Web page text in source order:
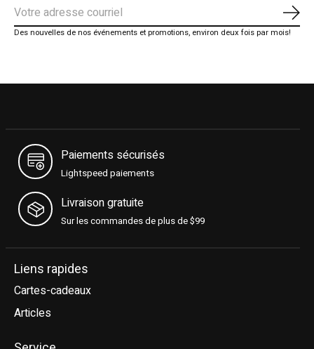
Des nouvelles de nos événements et promotions, environ deux fois par mois!
Paiements sécurisés
Lightspeed paiements
Livraison gratuite
Sur les commandes de plus de $99
Liens rapides
Cartes-cadeaux
Articles